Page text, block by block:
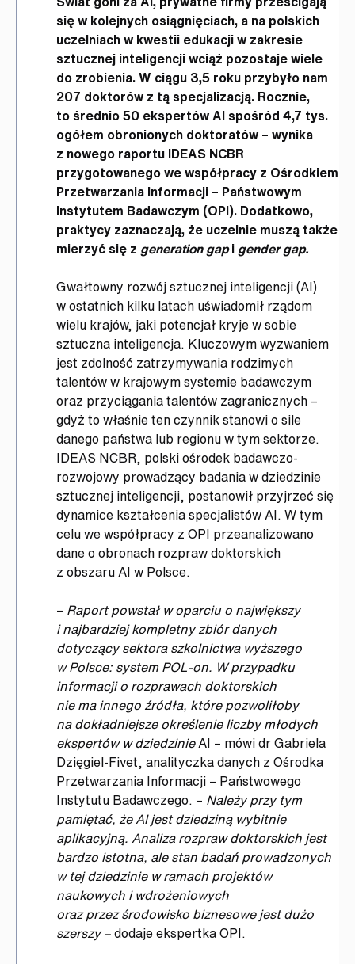
się w kolejnych osiągnięciach, a na polskich
uczelniach w kwestii edukacji w zakresie
sztucznej inteligencji wciąż pozostaje wiele
do zrobienia. W ciągu 3,5 roku przybyło nam
207 doktorów z tą specjalizacją. Rocznie,
to średnio 50 ekspertów AI spośród 4,7 tys.
ogółem obronionych doktoratów – wynika
z nowego raportu IDEAS NCBR
przygotowanego we współpracy z Ośrodkiem
Przetwarzania Informacji – Państwowym
Instytutem Badawczym (OPI). Dodatkowo,
praktycy zaznaczają, że uczelnie muszą także
mierzyć się z generation gapi gender gap.
Gwałtowny rozwój sztucznej inteligencji (AI)
w ostatnich kilku latach uświadomił rządom
wielu krajów, jaki potencjał kryje w sobie
sztuczna inteligencja. Kluczowym wyzwaniem
jest zdolność zatrzymywania rodzimych
talentów w krajowym systemie badawczym
oraz przyciągania talentów zagranicznych –
gdyż to właśnie ten czynnik stanowi o sile
danego państwa lub regionu w tym sektorze.
IDEAS NCBR, polski ośrodek badawczo-
rozwojowy prowadzący badania w dziedzinie
sztucznej inteligencji, postanowił przyjrzeć się
dynamice kształcenia specjalistów AI. W tym
celu we współpracy z OPI przeanalizowano
dane o obronach rozpraw doktorskich
z obszaru AI w Polsce.
– Raport powstał w oparciu o największy
i najbardziej kompletny zbiór danych
dotyczący sektora szkolnictwa wyższego
w Polsce: system POL-on. W przypadku
informacji o rozprawach doktorskich
nie ma innego źródła, które pozwoliłoby
na dokładniejsze określenie liczby młodych
ekspertów w dziedzinieAI – mówi dr Gabriela
Dzięgiel-Fivet, analityczka danych z Ośrodka
Przetwarzania Informacji – Państwowego
Instytutu Badawczego. – Należy przy tym
pamiętać, że AI jest dziedziną wybitnie
aplikacyjną. Analiza rozpraw doktorskich jest
bardzo istotna, ale stan badań prowadzonych
w tej dziedzinie w ramach projektów
naukowych i wdrożeniowych
oraz przez środowisko biznesowe jest dużo
szerszy –dodaje ekspertka OPI.